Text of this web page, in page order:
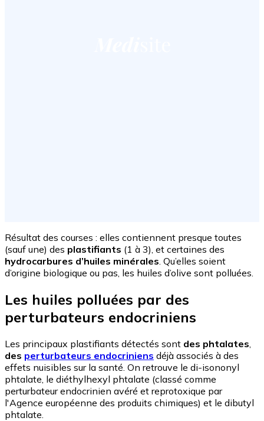
Résultat des courses : elles contiennent presque toutes
(sauf une) des plastifiants (1 à 3), et certaines des
hydrocarbures d’huiles minérales. Qu’elles soient
d’origine biologique ou pas, les huiles d’olive sont polluées.
Les huiles polluées par des
perturbateurs endocriniens
Les principaux plastifiants détectés sont des phtalates
des perturbateurs endocriniens déjà associés à des
effets nuisibles sur la santé. On retrouve le di-isononyl
phtalate, le diéthylhexyl phtalate (classé comme
perturbateur endocrinien avéré et reprotoxique par
l'Agence européenne des produits chimiques) et le dibutyl
phtalate.